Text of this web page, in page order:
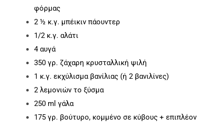
φόρμας
2 ½ κ.γ. μπέικιν πάουντερ
1/2 κ.γ. αλάτι
4 αυγά
350 γρ. ζάχαρη κρυσταλλική ψιλή
1 κ.γ. εκχύλισμα βανίλιας (ή 2 βανιλίνες)
2 λεμονιών το ξύσμα
250 ml γάλα
175 γρ. βούτυρο, κομμένο σε κύβους + επιπλέον